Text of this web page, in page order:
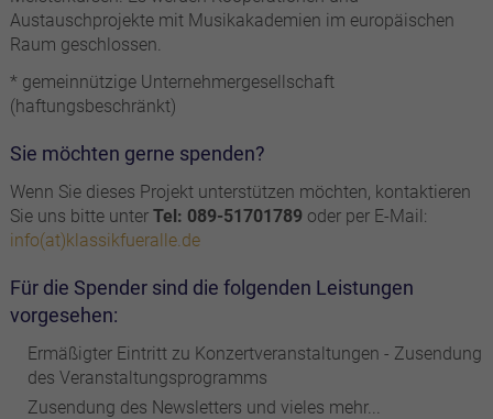
Austauschprojekte mit Musikakademien im europäischen
Raum geschlossen.
* gemeinnützige Unternehmergesellschaft
(haftungsbeschränkt)
Sie möchten gerne spenden?
Wenn Sie dieses Projekt unterstützen möchten, kontaktieren
Sie uns bitte unter Tel: 089-51701789oder per E-Mail:
info(at)klassikfueralle.de
Für die Spender sind die folgenden Leistungen
vorgesehen:
Ermäßigter Eintritt zu Konzertveranstaltungen - Zusendung
des Veranstaltungsprogramms
Zusendung des Newsletters und vieles mehr...